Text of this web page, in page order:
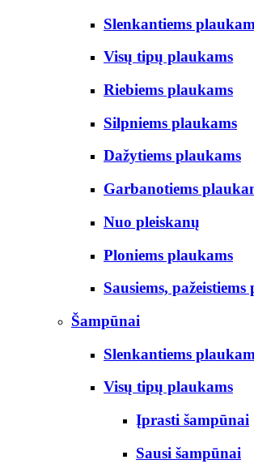
Slenkantiems
Visų tipų plaukams
Riebiems plaukams
Silpniems plaukams
Dažytiems plaukams
Garbanotiems
Nuo pleiskanų
Ploniems plaukams
Sausiems,
Šampūnai
Slenkantiems
Visų tipų plaukams
Įprasti šampūnai
Sausi šampūnai